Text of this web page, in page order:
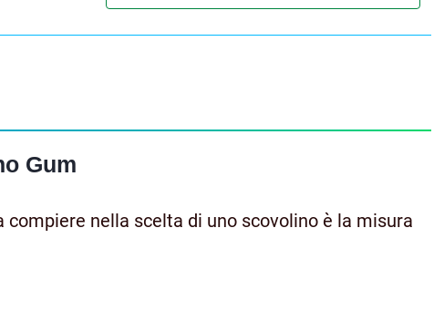
Gum
nella scelta di uno scovolino è la misura